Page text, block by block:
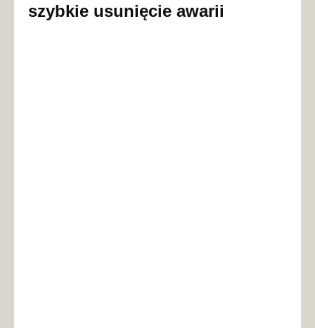
szybkie usunięcie awarii